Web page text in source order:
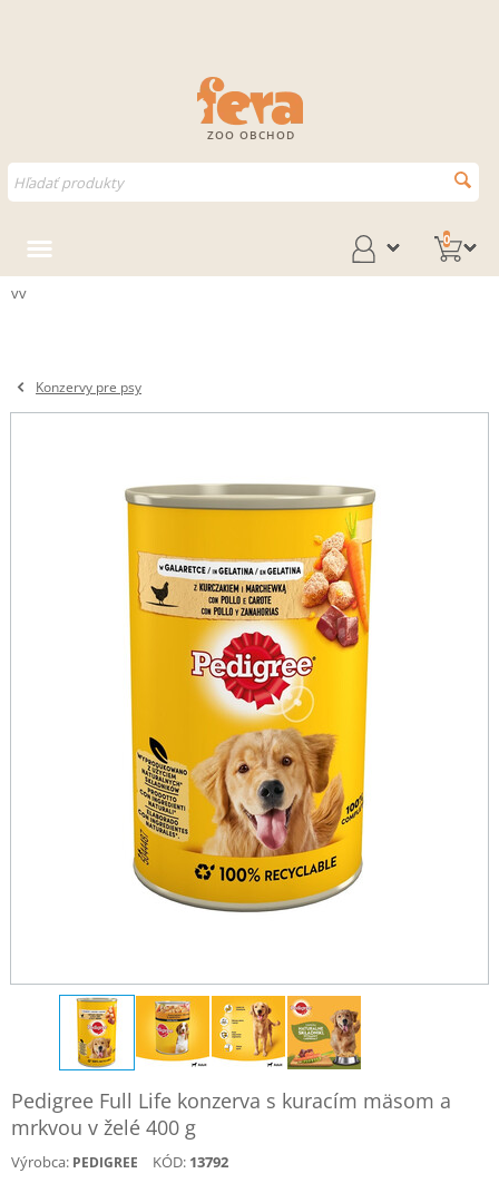
ZOO OBCHOD
0
vv
Konzervy pre psy
Pedigree Full Life konzerva s kuracím mäsom a
mrkvou v želé 400 g
Výrobca: PEDIGREE KÓD: 13792